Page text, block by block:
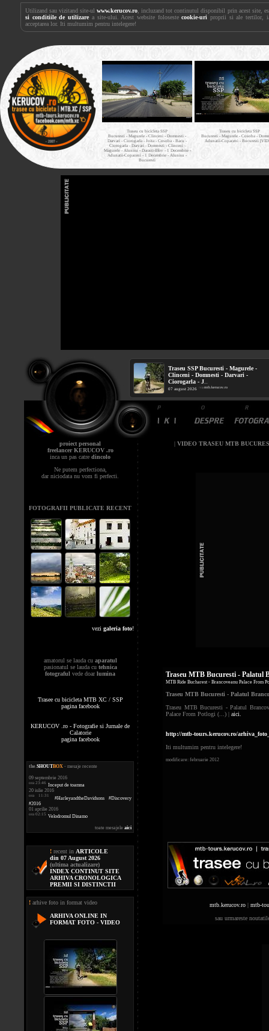
Utilizand sau vizitand site-ulwww.kerucov.ro , incluzand tot continutul disponibil prin acest site,
si conditiile de utilizare a site-ului. Acest website folosestecookie-uri proprii si ale tertilor,
acceptarea lor. Iti multumim pentru intelegere!
Traseu cu bicicleta SSP
Bucuresti - Magurele - Clinceni - Domnesti -
Darvari - Ciorogarla - Joita - Cosoba - Bacu -
Ciorogarla - Darvari - Domnesti - Clinceni -
Magurele - Alunisu - Darasti-Ilfov - 1 Decembrie -
Adunatii-Copaceni - 1 Decembrie - Alunisu -
Bucuresti
Traseu cu bicicleta SSP
Bucuresti - Magurele - Cosoba -
Adunatii-Copaceni - Bucuresti
Traseu SSP Bucuresti - Magurele -
Clinceni - Domnesti - Darvari -
Ciorogarla - J...
07 august 2026 / via mtb.kerucov.ro
proiect personal
freelancer KERUCOV .ro
inca un pas catre dincolo
Ne putem perfectiona,
dar niciodata nu vom fi perfecti.
FOTOGRAFII PUBLICATE RECENT
vezi galeria foto!
amatorul se lauda cu aparatul
pasionatul se lauda cu tehnica
fotograful vede doarlumina
Trasee cu bicicleta MTB XC / SSP
pagina facebook
KERUCOV .ro - Fotografie si Jurnale de
Calatorie
pagina facebook
the.SHOUTBOX - mesaje recente
09 septembrie 2016
ora 23:46 Inceput de toamna
20 iulie 2016
ora 11:31
#HarleyandtheDavidsons #Discovery
#2016
01 aprilie 2016
ora 02:15 Velodromul Dinamo
toate mesajele aici
! recent in ARTICOLE
din 07 August 2026
(ultima actualizare)
INDEX CONTINUT SITE
ARHIVA CRONOLOGICA
PREMII SI DISTINCTII
! arhive foto in format video
ARHIVA ONLINE IN
FORMAT FOTO - VIDEO
| VIDEO TRASEU MTB
Traseu MTB Bucuresti - Palatul
MTB Ride Bucharest - Brancoveanu Palace From
Traseu MTB Bucuresti - Palatul
Traseu MTB Bucuresti - Palatul
Palace From Potlogi (...) | aici.
http://mtb-tours.kerucov.ro/
Iti multumim pentru intelegere!
modificare: februarie 2012
mtb.kerucov.ro| mtb-
sau urmareste